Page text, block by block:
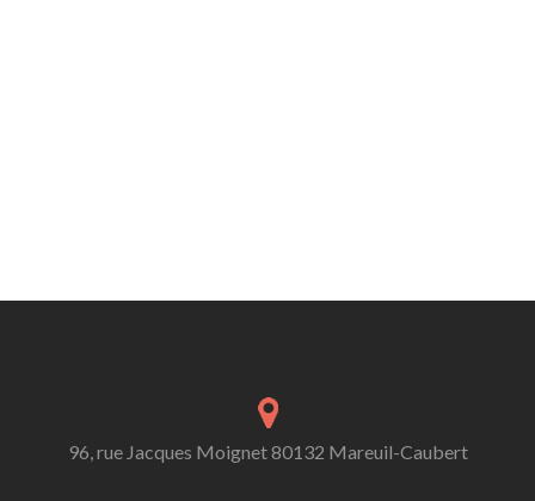
96, rue Jacques Moignet 80132 Mareuil-Caubert